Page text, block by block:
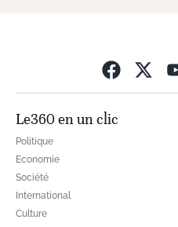
Le360 en un clic
Politique
Economie
Société
International
Culture